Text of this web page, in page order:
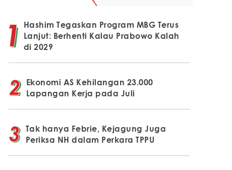
Hashim Tegaskan Program MBG Terus
Lanjut: Berhenti Kalau Prabowo Kalah
di 2029
Ekonomi AS Kehilangan 23.000
Lapangan Kerja pada Juli
Tak hanya Febrie, Kejagung Juga
Periksa NH dalam Perkara TPPU